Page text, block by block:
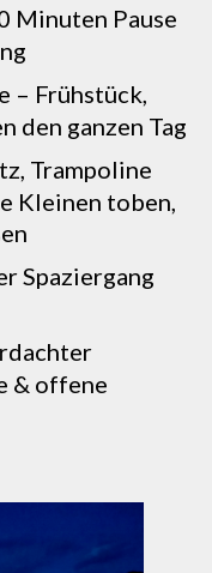
Minuten Pause
– Frühstück,
den ganzen Tag
Trampoline
Kleinen toben,
Spaziergang
& offene